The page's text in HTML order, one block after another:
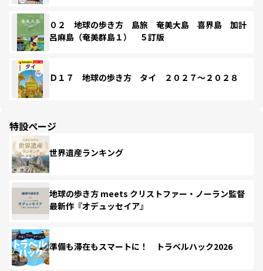
０２ 地球の歩き方 島旅 奄美大島 喜界島 加計
呂麻島（奄美群島１） ５訂版
Ｄ１７ 地球の歩き方 タイ ２０２７～２０２８
特設ページ
世界遺産ランキング
地球の歩き方 meets クリストファー・ノーラン監督
最新作『オデュッセイア』
準備も滞在もスマートに！ トラベルハック2026